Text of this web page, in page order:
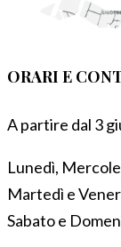
ORARI E
A partire dal 3
Lunedì,
Martedì e
Sabato e